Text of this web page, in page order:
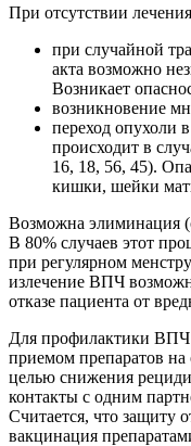
При отсутствии
при случайной
акта возможно
Возникает
возникновение
переход опухоли
происходит в
16, 18, 56, 45).
кишки, шейки
Возможна элиминация
В 80% случаев этот
при регулярном
излечение ВПЧ
отказе пациента от
Для профилактики ВПЧ
приемом препаратов на
целью снижения
контакты с одним
Считается, что защиту
вакцинация